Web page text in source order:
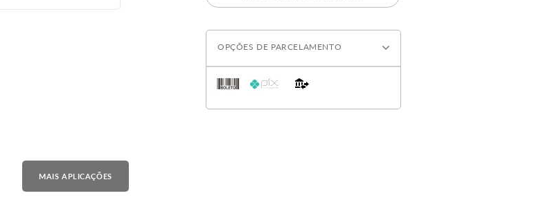
OPÇÕES DE PARCELAMENTO
MAIS APLICAÇÕES